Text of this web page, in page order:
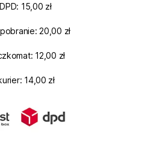
15,00 zł
20,00 zł
12,00 zł
14,00 zł